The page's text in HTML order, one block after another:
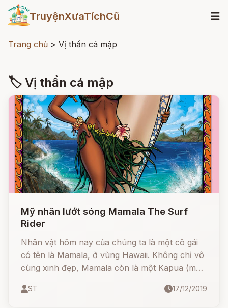
TruyệnXưaTíchCũ
Trang chủ > Vị thần cá mập
🏷 Vị thần cá mập
Mỹ nhân lướt sóng Mamala The Surf
Rider
Nhân vật hôm nay của chúng ta là một cô gái
có tên là Mamala, ở vùng Hawaii. Không chỉ vô
cùng xinh đẹp, Mamala còn là một Kapua (một
năng biến hóa),
ST 17/12/2019